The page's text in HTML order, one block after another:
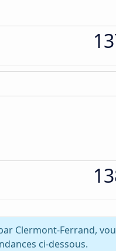
Clermont-Ferrand,
ci-dessous.